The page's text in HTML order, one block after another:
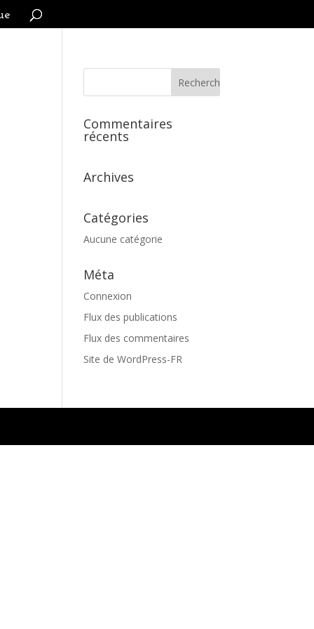
Commentaires
récents
Archives
Catégories
Aucune catégorie
Méta
Connexion
Flux des publications
Flux des commentaires
Site de WordPress-FR